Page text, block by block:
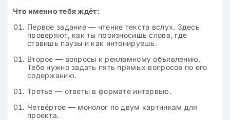
Что именно тебя ждёт:
Первое задание — чтение текста вслух. Здесь
проверяют, как ты произносишь слова, где
ставишь паузы и как интонируешь.
Второе — вопросы к рекламному объявлению.
Тебе нужно задать пять прямых вопросов по его
содержанию.
Третье — ответы в формате интервью.
Четвёртое — монолог по двум картинкам для
проекта.